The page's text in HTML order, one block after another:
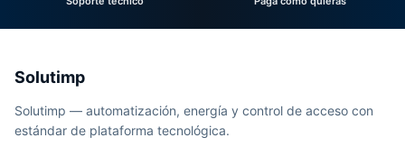
Solutimp
Solutimp — automatización, energía y control de acceso con
estándar de plataforma tecnológica.